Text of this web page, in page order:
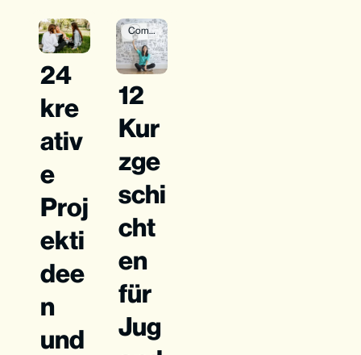
24
kre
ativ
e
Proj
ekti
dee
n
und
Community
12
Kur
zge
schi
cht
en
für
Jug